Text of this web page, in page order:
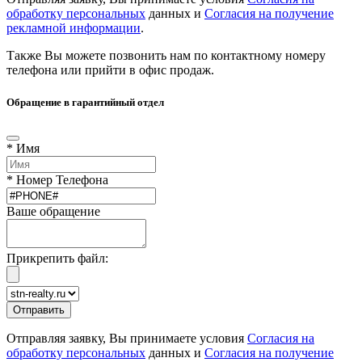
обработку персональных данных и Согласия на получение
рекламной информации.
Также Вы можете позвонить нам по контактному номеру
телефона или прийти в офис продаж.
Обращение в гарантийный отдел
* Имя
* Номер Телефона
Ваше обращение
Прикрепить файл:
Отправляя заявку, Вы принимаете условия Согласия на
обработку персональных данных и Согласия на получение